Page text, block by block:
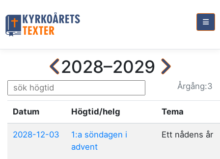
2028–2029
Årgång:3
Datum Högtid/helg Tema
2028-12-03
1:a söndagen i
advent
Ett nådens år